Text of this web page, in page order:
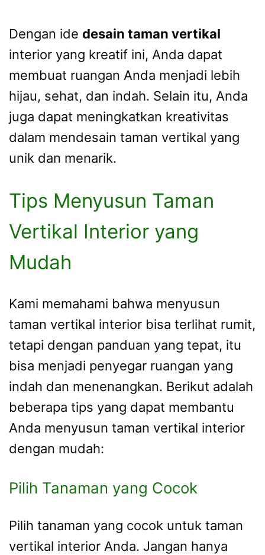
Dengan ide desain taman vertikal
interior yang kreatif ini, Anda dapat
membuat ruangan Anda menjadi lebih
hijau, sehat, dan indah. Selain itu, Anda
juga dapat meningkatkan kreativitas
dalam mendesain taman vertikal yang
unik dan menarik.
Tips Menyusun Taman
Vertikal Interior yang
Mudah
Kami memahami bahwa menyusun
taman vertikal interior bisa terlihat rumit,
tetapi dengan panduan yang tepat, itu
bisa menjadi penyegar ruangan yang
indah dan menenangkan. Berikut adalah
beberapa tips yang dapat membantu
Anda menyusun taman vertikal interior
dengan mudah:
Pilih Tanaman yang Cocok
Pilih tanaman yang cocok untuk taman
vertikal interior Anda. Jangan hanya